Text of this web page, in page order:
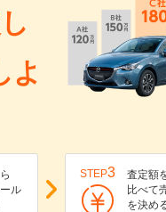
よ
ル
STEP3
査定額
比べて
を決め